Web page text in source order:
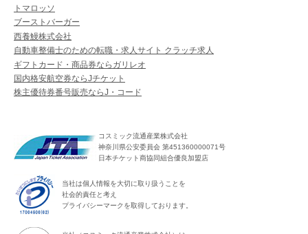
トマロッソ
ブーストバーガー
西養鰻株式会社
自動車整備士のための転職・求人サイト クラッチ求人
ギフトカード・商品券ならガリレオ
国内格安航空券ならJチケット
株主優待券番号販売ならJ・コード
コスミック流通産業株式会社
神奈川県公安委員会 第451360000071号
日本チケット商協同組合優良加盟店
当社は個人情報を大切に取り扱うことを
社会的責任と考え
プライバシーマークを取得しております。